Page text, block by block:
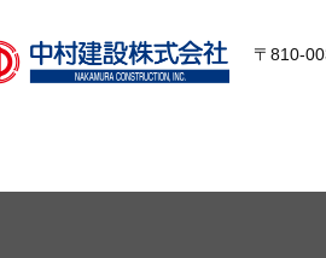
〒810-